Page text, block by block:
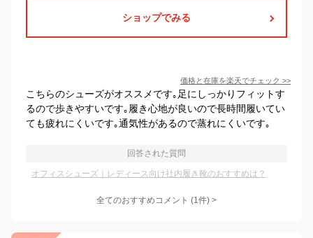
ショップでみる
価格と在庫を楽天でチェック >>
こちらのシューズがオススメです｡足にしっかりフィットす
るので歩きやすいです｡履き心地が良いので長時間履いてい
ても疲れにくいです｡通気性があるので蒸れにくいです｡
回答された質問
オフィスシューズ｜レディース向け社内履き靴のおすすめは？
全てのおすすめコメント (1件) >